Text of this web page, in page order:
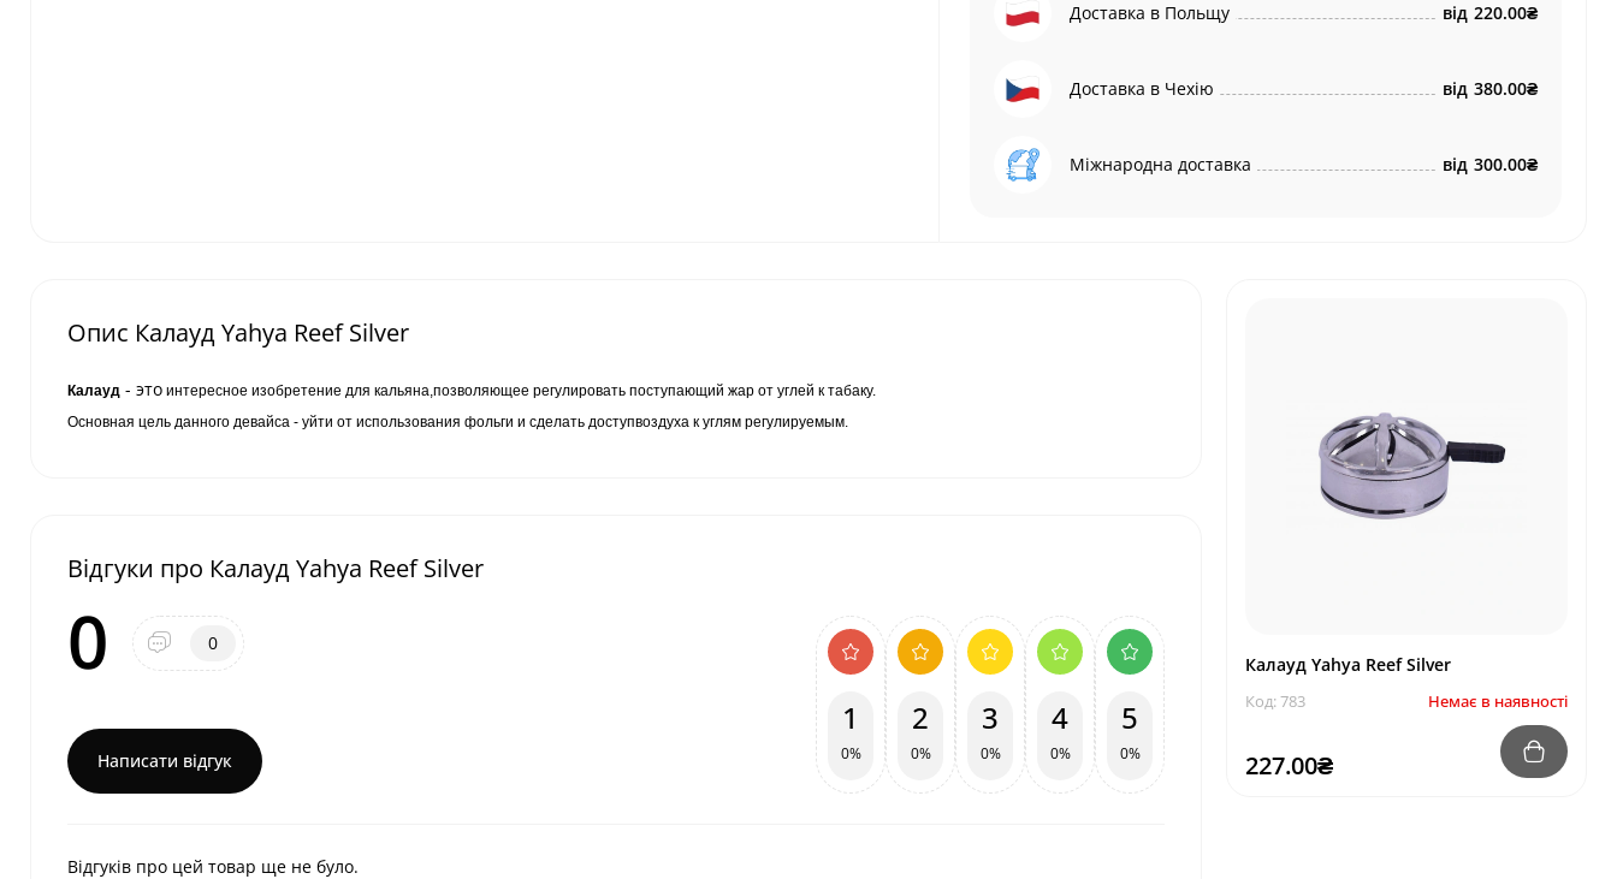
Доставка в Польщу від 220.00₴
Доставка в Чехію від 380.00₴
Міжнародна доставка від 300.00₴
Опис Калауд Yahya Reef Silver
Калауд - это интересное изобретение для кальяна,позволяющее регулировать поступающий жар от углей к табаку.
Основная цель данного девайса - уйти от использования фольги и сделать доступвоздуха к углям регулируемым.
Відгуки про Калауд Yahya Reef Silver
0 0
Написати відгук
1
0%
2
0%
3
0%
4
0%
5
0%
Відгуків про цей товар ще не було.
Калауд Yahya Reef Silver
Код: 783 Немає в наявності
227.00₴